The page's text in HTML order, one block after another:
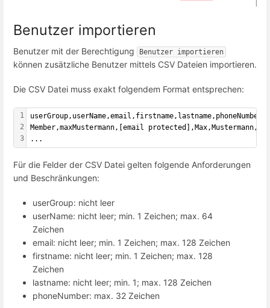
Benutzer importieren
Benutzer mit der Berechtigung Benutzer importieren
können zusätzliche Benutzer mittels CSV Dateien importieren.
Die CSV Datei muss exakt folgendem Format entsprechen:
1
2
3
userGroup,userName,email,firstname,lastname,phoneNumber
Member,maxMustermann,[email
...
Für die Felder der CSV Datei gelten folgende Anforderungen
und Beschränkungen:
userGroup: nicht leer
userName: nicht leer; min. 1 Zeichen; max. 64
Zeichen
email: nicht leer; min. 1 Zeichen; max. 128 Zeichen
firstname: nicht leer; min. 1 Zeichen; max. 128
Zeichen
lastname: nicht leer; min. 1; max. 128 Zeichen
phoneNumber: max. 32 Zeichen